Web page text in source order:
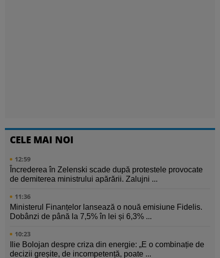
CELE MAI NOI
12:59
Încrederea în Zelenski scade după protestele provocate
de demiterea ministrului apărării. Zalujni ...
11:36
Ministerul Finanțelor lansează o nouă emisiune Fidelis.
Dobânzi de până la 7,5% în lei și 6,3% ...
10:23
Ilie Bolojan despre criza din energie: „E o combinație de
decizii greșite, de incompetență, poate ...